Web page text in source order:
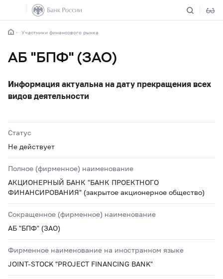
Участники финансового рынка
АБ "БПФ" (ЗАО)
Информация актуальна на дату прекращения всех
видов деятельности
Статус
Не действует
Полное (фирменное) наименование
АКЦИОНЕРНЫЙ БАНК "БАНК ПРОЕКТНОГО
ФИНАНСИРОВАНИЯ" (закрытое акционерное общество)
Сокращенное (фирменное) наименование
АБ "БПФ" (ЗАО)
Фирменное наименование на иностранном языке
JOINT-STOCK "PROJECT FINANCING BANK"